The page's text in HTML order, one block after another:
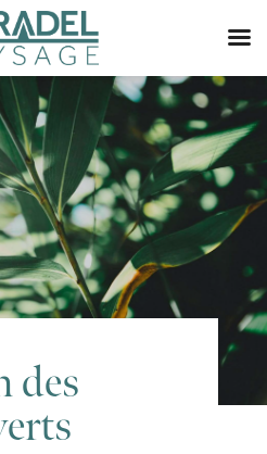
des